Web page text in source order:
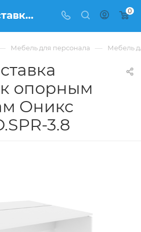
Стол-приставка двойной к опорным элементам Оникс (Onix) O.D.SPR-3.8 из ЛДСП купить в Москве, цена 21 111 ₽ - интернет-магазин ФРАНКОМ 0
Мебель для персонала — Мебель
опорным
Оникс
3.8